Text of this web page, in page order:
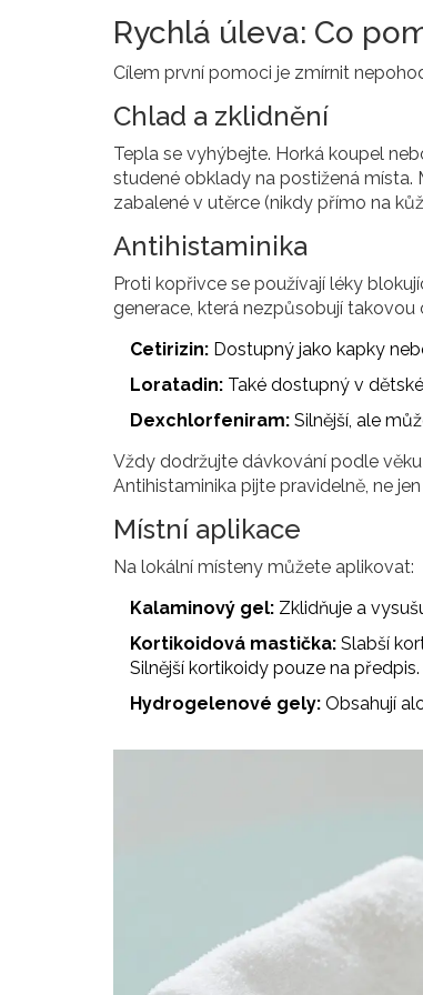
Rychlá úleva: Co
Cílem první pomoci je zmírnit
Chlad a zklidnění
Tepla se vyhýbejte. Horká koupel
studené obklady na postižená
zabalené v utěrce (nikdy přímo na
Antihistaminika
Proti kopřivce se používají léky
generace, která nezpůsobují
Cetirizin: Dostupný jako kapky
Loratadin: Také dostupný v
Dexchlorfeniram: Silnější, ale
Vždy dodržujte dávkování podle
Antihistaminika pijte pravidelně, ne
Místní aplikace
Na lokální místeny můžete aplikovat:
Kalaminový gel: Zklidňuje a
Kortikoidová mastička: Slabší
Silnější kortikoidy pouze na předpis.
Hydrogelenové gely: Obsahují